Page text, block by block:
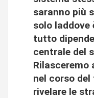
saranno più
solo laddove
tutto
centrale del
nel corso
rivelare le